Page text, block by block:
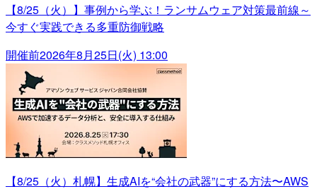
【8/25（火）】事例から学ぶ！ランサムウェア対策最前線～
今すぐ実践できる多重防御戦略
開催前2026年8月25日(火) 13:00
【8/25（火）札幌】生成AIを“会社の武器”にする方法〜AWS